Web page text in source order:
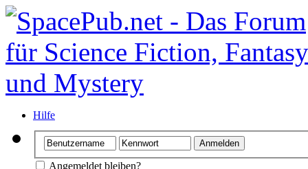
Hilfe
Angemeldet bleiben?